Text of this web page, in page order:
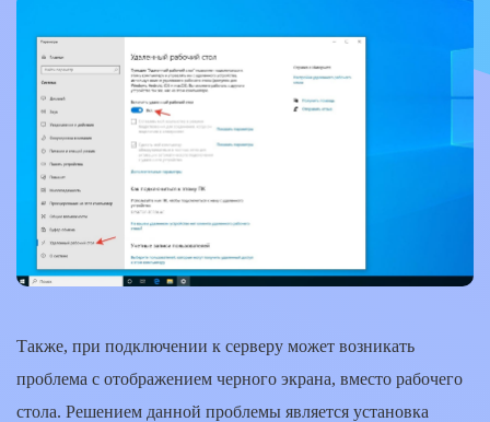
Также, при подключении к серверу может возникать
проблема с отображением черного экрана, вместо рабочего
стола. Решением данной проблемы является установка